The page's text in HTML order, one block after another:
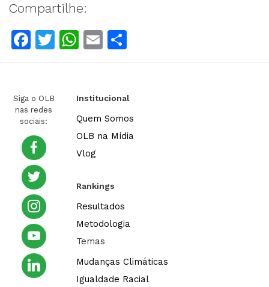
Compartilhe:
Facebook
Twitter
WhatsApp
Email
Siga o OLB
nas redes
sociais:
facebook
twitter
instagram
youtube
linkedin
Institucional
Quem Somos
OLB na Mídia
Vlog
Rankings
Resultados
Metodologia
Temas
Mudanças Climáticas
Igualdade Racial